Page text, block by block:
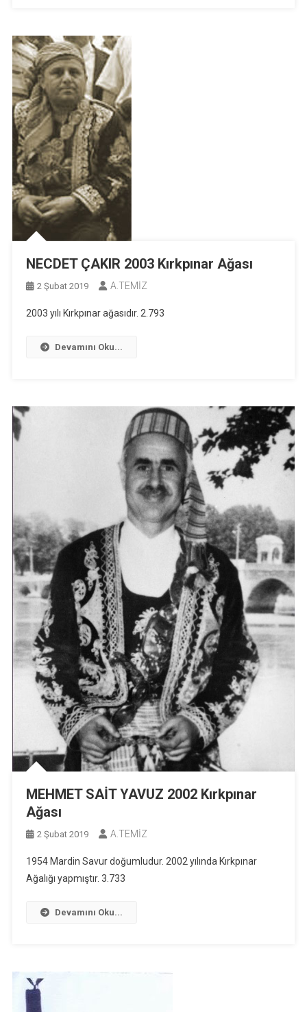
NECDET ÇAKIR 2003 Kırkpınar Ağası
2 Şubat 2019 A.TEMİZ
2003 yılı Kırkpınar ağasıdır. 2.793
Devamını Oku...
MEHMET SAİT YAVUZ 2002 Kırkpınar
Ağası
2 Şubat 2019 A.TEMİZ
1954 Mardin Savur doğumludur. 2002 yılında Kırkpınar
Ağalığı yapmıştır. 3.733
Devamını Oku...